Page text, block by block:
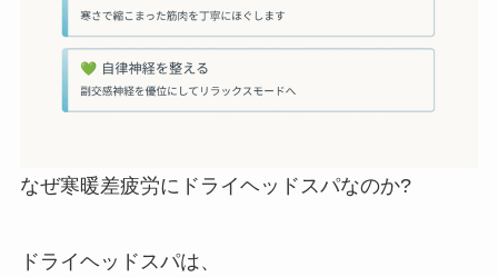
なぜ寒暖差疲労にドライヘッドスパなのか?
ドライヘッドスパは、